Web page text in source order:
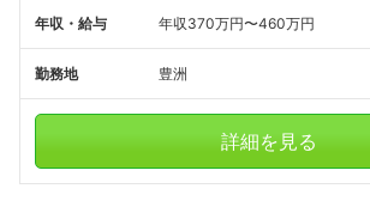
年収・給与 年収370万円〜460万円
勤務地 豊洲
詳細を見る